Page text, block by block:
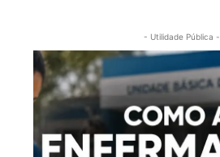
- Utilidade Pública -